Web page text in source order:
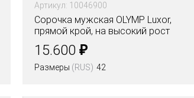
Артикул: 10046900
Сорочка мужская OLYMP Luxor,
прямой крой, на высокий рост
15.600 ₽
Размеры (RUS) 42